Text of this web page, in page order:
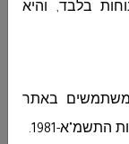
בלבד, והיא
באתר
1981
.